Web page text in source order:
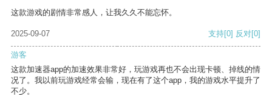
这款游戏的剧情非常感人，让我久久不能忘怀。
2025-09-07 支持[0] 反对[0]
游客
这款加速器app的加速效果非常好，玩游戏再也不会出现卡顿、掉线的情
况了。我以前玩游戏经常会输，现在有了这个app，我的游戏水平提升了
不少。